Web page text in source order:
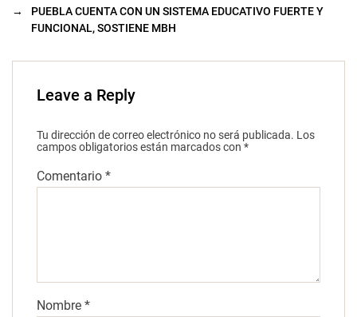
→
PUEBLA CUENTA CON UN SISTEMA EDUCATIVO FUERTE Y
FUNCIONAL, SOSTIENE MBH
Leave a Reply
Tu dirección de correo electrónico no será publicada. Los
campos obligatorios están marcados con *
Comentario *
Nombre *